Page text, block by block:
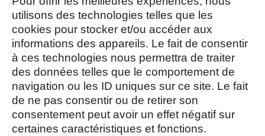
utilisons des technologies telles que les
cookies pour stocker et/ou accéder aux
informations des appareils. Le fait de consentir
à ces technologies nous permettra de traiter
des données telles que le comportement de
navigation ou les ID uniques sur ce site. Le fait
de ne pas consentir ou de retirer son
consentement peut avoir un effet négatif sur
certaines caractéristiques et fonctions.
Mercredi et Samedi : 8h- 12h
AOÛT, 2026